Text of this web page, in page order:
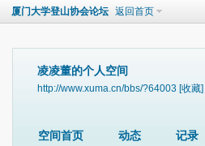
厦门大学登山协会论坛 返回首页
凌凌董的个人空间
http://www.xuma.cn/bbs/?64003 [收藏]
空间首页 动态 记录